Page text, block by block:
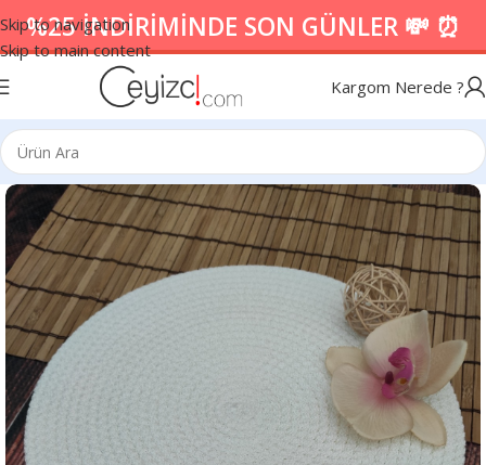
Skip to navigation
Skip to main content
%25 İNDİRİMİNDE SON GÜNLER 💸 ⏰
Kargom Nerede ?